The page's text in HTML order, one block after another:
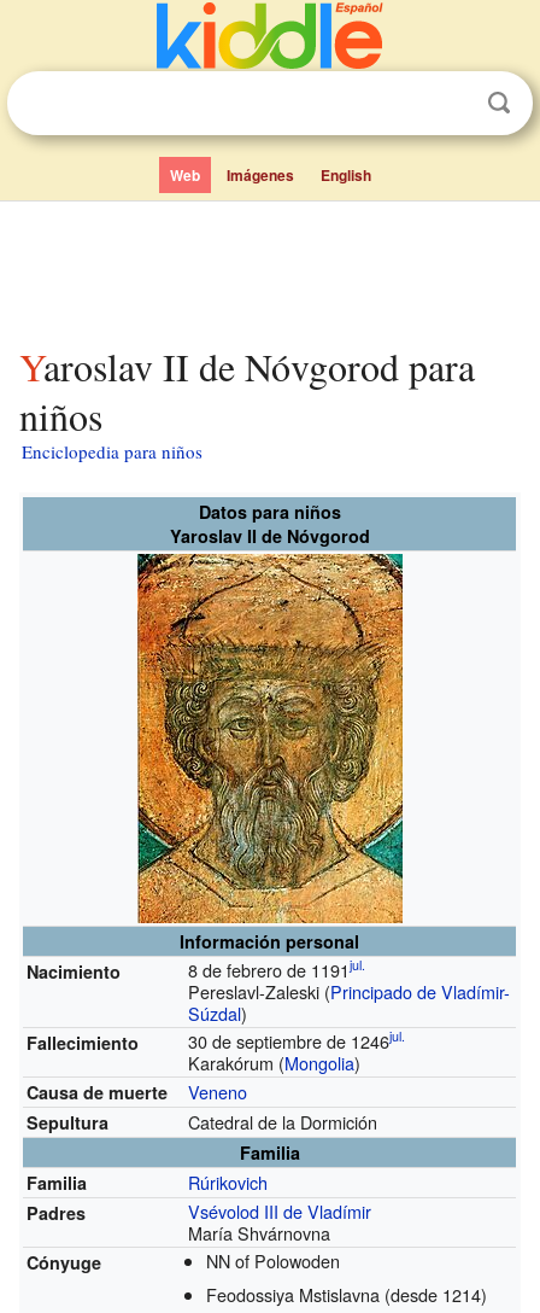
Web Imágenes English
Yaroslav II de Nóvgorod para
niños
Enciclopedia para niños
Datos para niños
Yaroslav II de Nóvgorod
Información personal
Nacimiento
8 de febrero de 1191jul.
Pereslavl-Zaleski (Principado de Vladímir-
Súzdal)
Fallecimiento 30 de septiembre de 1246jul.
Karakórum (Mongolia)
Causa de muerte Veneno
Sepultura Catedral de la Dormición
Familia
Familia
Rúrikovich
Padres
Vsévolod III de Vladímir
María Shvárnovna
Cónyuge
NN of Polowoden
Feodossiya Mstislavna (desde 1214)